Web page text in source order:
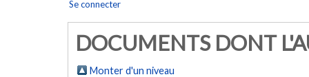
Se connecter
DOCUMENTS DONT
Monter d'un niveau